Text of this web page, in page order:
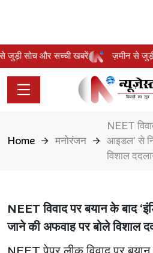
से जुड़ी सोच और सच्ची खबरें ज़मीन से
Home मनोरंजन
NEET
आइडल’ से
विशाल
NEET विवाद पर बयान के बाद
जाने की अफवाह पर बोले विशाल